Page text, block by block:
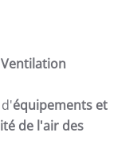
Ventilation
équipements et
de l'air des